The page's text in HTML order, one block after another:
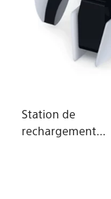
Station de
rechargement